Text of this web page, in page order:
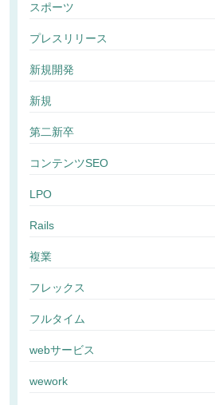
スポーツ
プレスリリース
新規開発
新規
第二新卒
コンテンツSEO
LPO
Rails
複業
フレックス
フルタイム
webサービス
wework